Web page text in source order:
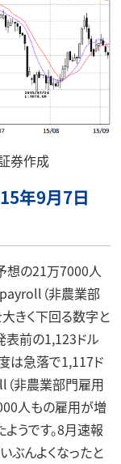
券作成
年9月7日
想の21万7000人
（非農業部
きく下回る数字と
表前の1,123ドル
は急落で1,117ド
非農業部門雇用
人もの雇用が増
うです。8月速報
ぶんよくなったと